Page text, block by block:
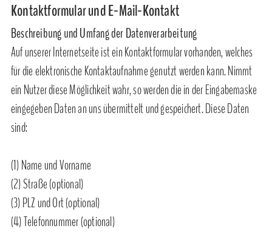
Kontaktformular und E-Mail-Kontakt
Beschreibung und Umfang der Datenverarbeitung
Auf unserer Internetseite ist ein Kontaktformular vorhanden, welches
für die elektronische Kontaktaufnahme genutzt werden kann. Nimmt
ein Nutzer diese Möglichkeit wahr, so werden die in der Eingabemaske
eingegeben Daten an uns übermittelt und gespeichert. Diese Daten
sind:
(1) Name und Vorname
(2) Straße (optional)
(3) PLZ und Ort (optional)
(4) Telefonnummer (optional)